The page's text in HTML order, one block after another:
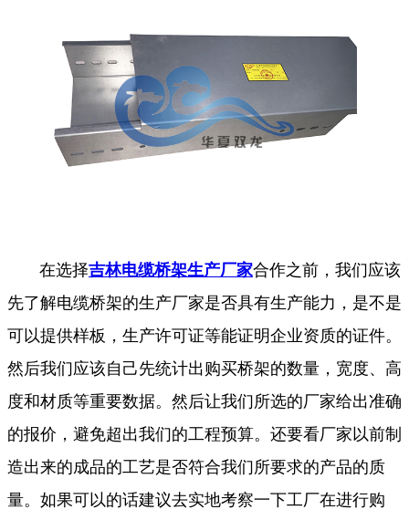
在选择吉林电缆桥架生产厂家合作之前，我们应该
先了解电缆桥架的生产厂家是否具有生产能力，是不是
可以提供样板，生产许可证等能证明企业资质的证件。
然后我们应该自己先统计出购买桥架的数量，宽度、高
度和材质等重要数据。然后让我们所选的厂家给出准确
的报价，避免超出我们的工程预算。还要看厂家以前制
造出来的成品的工艺是否符合我们所要求的产品的质
量。如果可以的话建议去实地考察一下工厂在进行购